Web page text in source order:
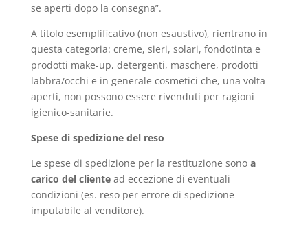
se aperti dopo la consegna”.
A titolo esemplificativo (non esaustivo), rientrano in
questa categoria: creme, sieri, solari, fondotinta e
prodotti make-up, detergenti, maschere, prodotti
labbra/occhi e in generale cosmetici che, una volta
aperti, non possono essere rivenduti per ragioni
igienico-sanitarie.
Spese di spedizione del reso
Le spese di spedizione per la restituzione sono a
carico del clientead eccezione di eventuali
condizioni (es. reso per errore di spedizione
imputabile al venditore).